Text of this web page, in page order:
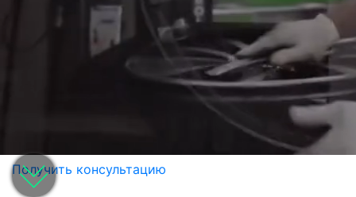
Получить консультацию